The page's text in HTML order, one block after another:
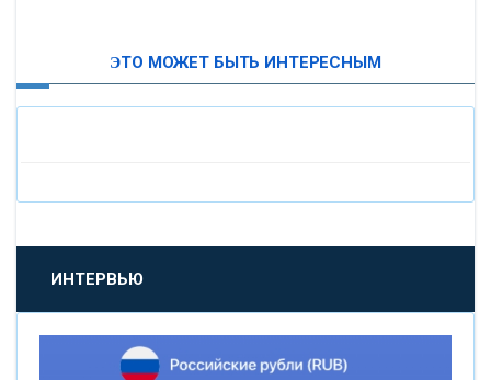
«БАНК САНКТ-ПЕТЕРБУРГ»
«ПРОМСВЯЗЬБАНК»
«НОВИКОМБАНК»
ЭТО МОЖЕТ БЫТЬ ИНТЕРЕСНЫМ
ИНТЕРВЬЮ